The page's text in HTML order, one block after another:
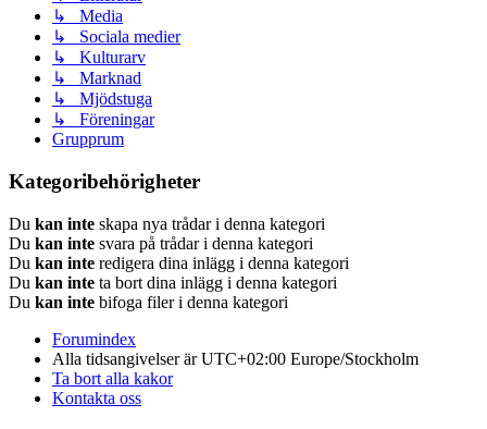
↳ Media
↳ Sociala medier
↳ Kulturarv
↳ Marknad
↳ Mjödstuga
↳ Föreningar
Grupprum
Kategoribehörigheter
Du kan inte skapa nya trådar i denna kategori
Du kan inte svara på trådar i denna kategori
Du kan inte redigera dina inlägg i denna kategori
Du kan inte ta bort dina inlägg i denna kategori
Du kan inte bifoga filer i denna kategori
Forumindex
Alla tidsangivelser är UTC+02:00 Europe/Stockholm
Ta bort alla kakor
Kontakta oss